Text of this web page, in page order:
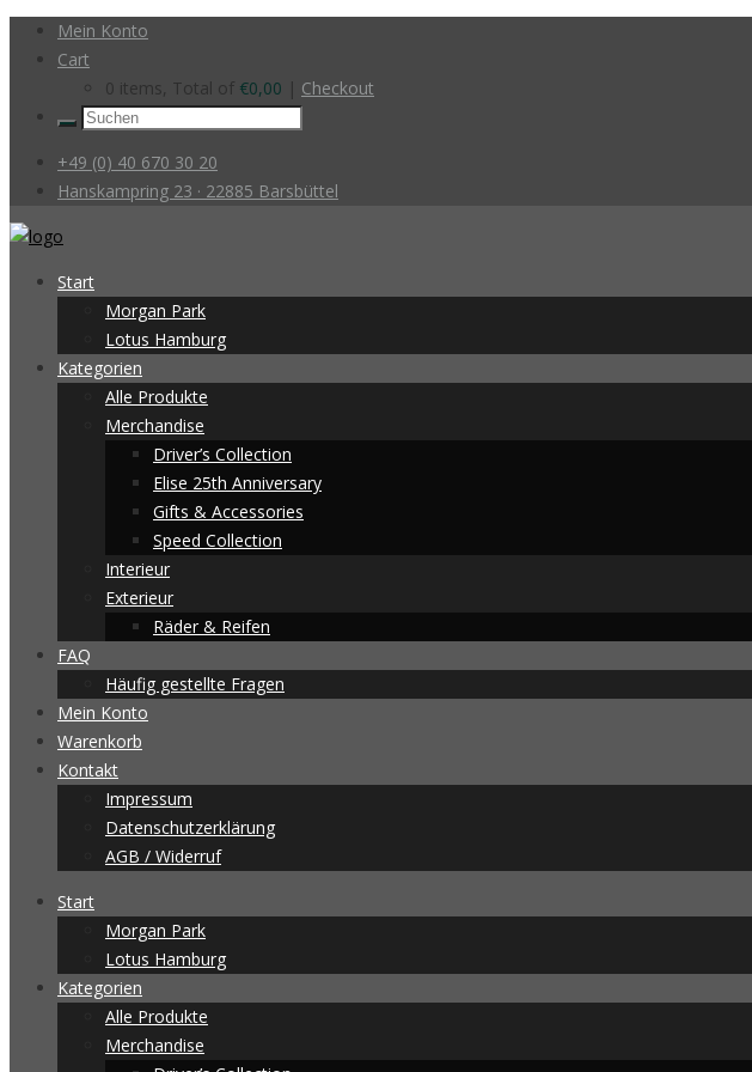
Mein Konto
Cart
0 items, Total of €0,00 | Checkout
+49 (0) 40 670 30 20
Hanskampring 23 · 22885 Barsbüttel
Start
Morgan Park
Lotus Hamburg
Kategorien
Alle Produkte
Merchandise
Driver’s Collection
Elise 25th Anniversary
Gifts & Accessories
Speed Collection
Interieur
Exterieur
Räder & Reifen
FAQ
Häufig gestellte Fragen
Mein Konto
Warenkorb
Kontakt
Impressum
Datenschutzerklärung
AGB / Widerruf
Start
Morgan Park
Lotus Hamburg
Kategorien
Alle Produkte
Merchandise